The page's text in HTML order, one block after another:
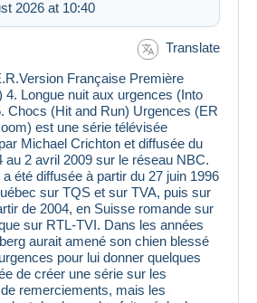
2026 at 10:40
Translate
Française Première
4. Longue nuit aux urgences (Into
Chocs (Hit and Run) Urgences (ER
est une série télévisée
Michael Crichton et diffusée du
au 2 avril 2009 sur le réseau NBC.
été diffusée à partir du 27 juin 1996
sur TQS et sur TVA, puis sur
de 2004, en Suisse romande sur
sur RTL-TVI. Dans les années
aurait amené son chien blessé
pour lui donner quelques
de créer une série sur les
remerciements, mais les